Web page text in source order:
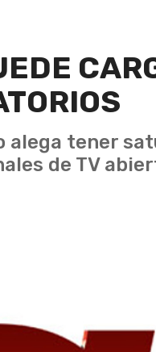
alega tener
de TV